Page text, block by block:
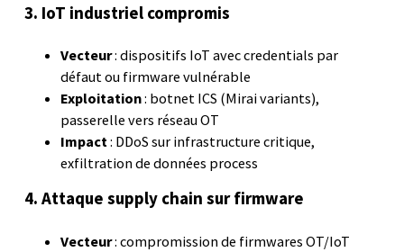
3. IoT industriel compromis
Vecteur: dispositifs IoT avec credentials par
défaut ou firmware vulnérable
Exploitation: botnet ICS (Mirai variants),
passerelle vers réseau OT
Impact: DDoS sur infrastructure critique,
exfiltration de données process
4. Attaque supply chain sur firmware
Vecteur: compromission de firmwares OT/IoT